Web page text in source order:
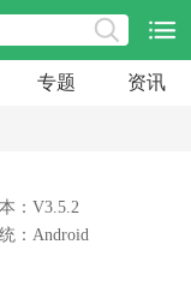
专题 资讯
：V3.5.2
：Android